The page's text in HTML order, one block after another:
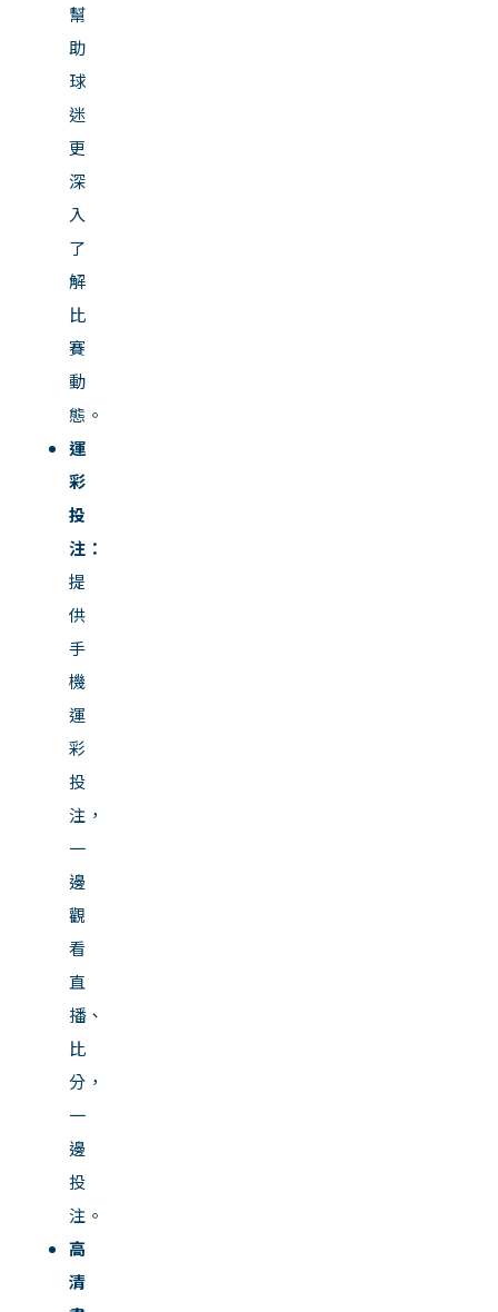
幫
助
球
迷
更
深
入
了
解
比
賽
動
態。
運
彩
投
注：
提
供
手
機
運
彩
投
注，
一
邊
觀
看
直
播、
比
分，
一
邊
投
注。
高
清